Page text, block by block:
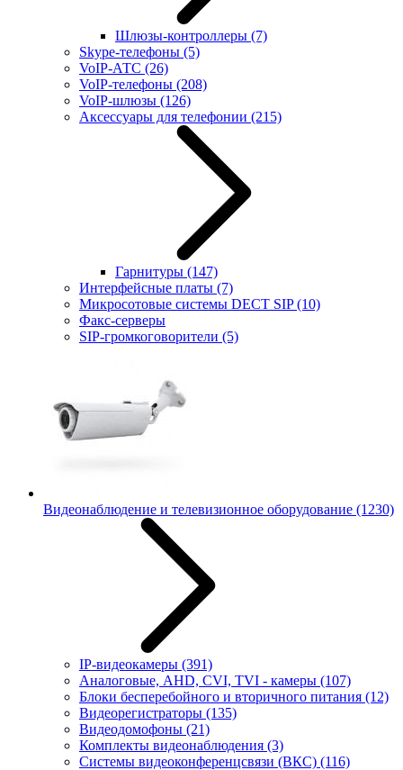
Шлюзы-контроллеры (7)
Skype-телефоны (5)
VoIP-АТС (26)
VoIP-телефоны (208)
VoIP-шлюзы (126)
Аксессуары для телефонии (215)
Гарнитуры (147)
Интерфейсные платы (7)
Микросотовые системы DECT SIP(10)
Факс-серверы
SIP-громкоговорители (5)
Видеонаблюдение и телевизионное оборудование (1230)
IP-видеокамеры (391)
Аналоговые, AHD, CVI, TVI - камеры (107)
Блоки бесперебойного и вторичного питания (12)
Видеорегистраторы (135)
Видеодомофоны (21)
Комплекты видеонаблюдения (3)
Системы видеоконференцсвязи (ВКС) (116)